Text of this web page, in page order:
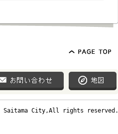
Saitama City,All rights reserved.